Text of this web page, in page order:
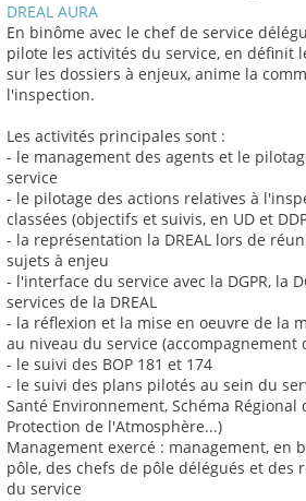
DREAL AURA
En binôme avec le chef de service
pilote les activités du service, en définit
sur les dossiers à enjeux, anime la
l'inspection.
Les activités principales sont :
- le management des agents et le
service
- le pilotage des actions relatives à
classées (objectifs et suivis, en UD et
- la représentation la DREAL lors de
sujets à enjeu
- l'interface du service avec la DGPR, la
services de la DREAL
- la réflexion et la mise en oeuvre de la
au niveau du service (accompagnement
- le suivi des BOP 181 et 174
- le suivi des plans pilotés au sein du
Santé Environnement, Schéma Régional
Protection de l'Atmosphère...)
Management exercé : management, en
pôle, des chefs de pôle délégués et des
du service